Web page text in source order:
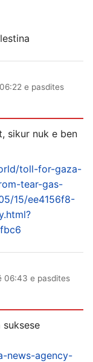
e pasdites
sikur nuk e ben
toll-for-gaza-
tear-gas-
15/ee4156f8-
06:43 e pasdites
news-agency-